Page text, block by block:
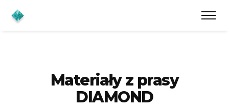
Materiały z prasy
DIAMOND